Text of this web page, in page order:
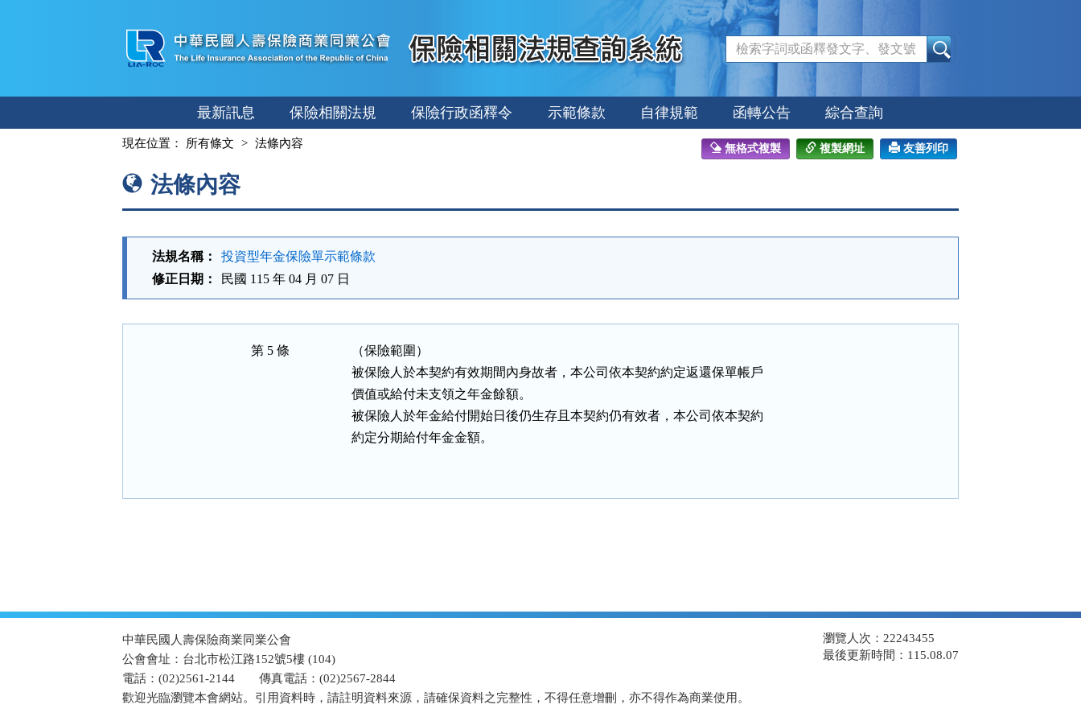
容
最新訊息 保險相關法規 保險行政函釋令 示範條款 自律規範 函轉公告 綜合查詢
現在位置： 所有條文 法條內容 無格式複製 複製網址 友善列印
法條內容
法規名稱：
投資型年金保險單示範條款
修正日期：
民國 115 年 04 月 07 日
第 5 條
（保險範圍）
被保險人於本契約有效期間內身故者，本公司依本契約約定返還保單帳戶
價值或給付未支領之年金餘額。
被保險人於年金給付開始日後仍生存且本契約仍有效者，本公司依本契約
約定分期給付年金金額。
中華民國人壽保險商業同業公會
公會會址：台北市松江路152號5樓 (104)
電話：(02)2561-2144
傳真電話：(02)2567-2844
歡迎光臨瀏覽本會網站。引用資料時，請註明資料來源，請確保資料之完整性，不得任意增刪，亦不得作為商業使用。
瀏覽人次：22243455
最後更新時間：115.08.07